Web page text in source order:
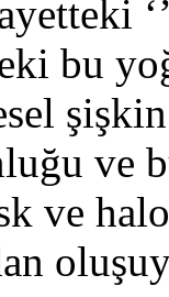
bu
ve
ve